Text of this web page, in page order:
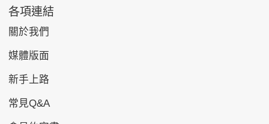
各項連結
關於我們
媒體版面
新手上路
常見Q&A